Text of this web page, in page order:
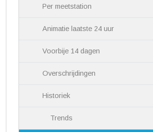
Per meetstation
Animatie laatste 24 uur
Voorbije 14 dagen
Overschrijdingen
Historiek
Trends